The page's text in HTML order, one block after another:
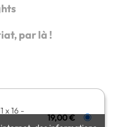
x 16
19,00 €
par là !